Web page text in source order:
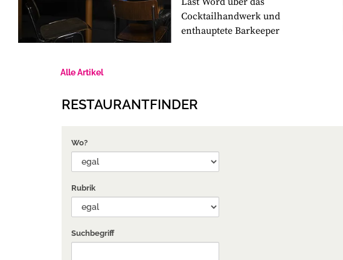
Cocktailhandwerk und
enthauptete Barkeeper
Alle Artikel
RESTAURANTFINDER
Wo?
Rubrik
Suchbegriff